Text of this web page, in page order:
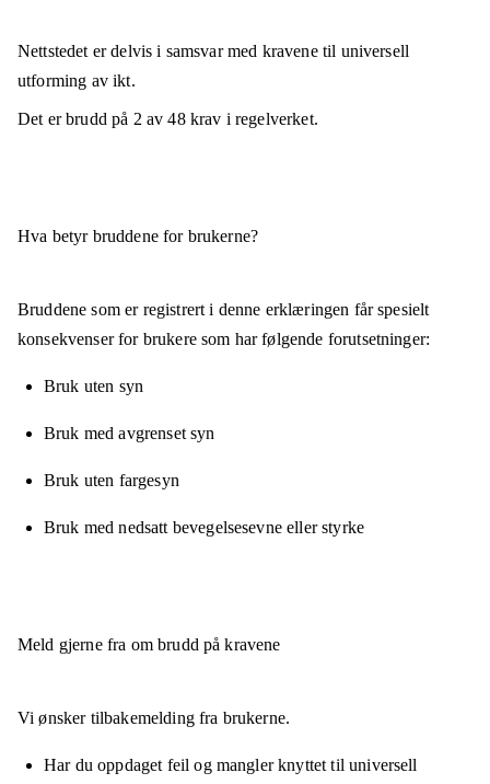
Nettstedet erdelvis i samsvarmed kravene til universell
utforming av ikt.
Det er brudd på 2av48krav i regelverket.
Hva betyr bruddene for brukerne?
Bruddene som er registrert i denne erklæringen får spesielt
konsekvenser for brukere som har følgende forutsetninger:
Bruk uten syn
Bruk med avgrenset syn
Bruk uten fargesyn
Bruk med nedsatt bevegelsesevne eller styrke
Meld gjerne fra om brudd på kravene
Vi ønsker tilbakemelding fra brukerne.
Har du oppdaget feil og mangler knyttet til universell